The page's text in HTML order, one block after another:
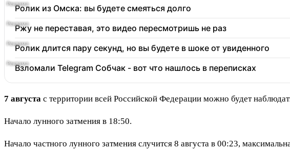
Ролик из Омска: вы будете смеяться долго
Ржу не переставая, это видео пересмотришь не раз
Ролик длится пару секунд, но вы будете в шоке от увиденного
Взломали Telegram Собчак - вот что нашлось в переписках
7 августа с территории всей Российской Федерации можно будет
Начало лунного затмения в 18:50.
Начало частного лунного затмения случится 8 августа в 00:23,